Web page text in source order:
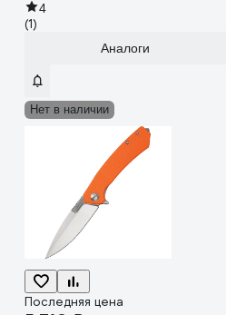
4
(1)
Аналоги
Нет в наличии
Последняя цена